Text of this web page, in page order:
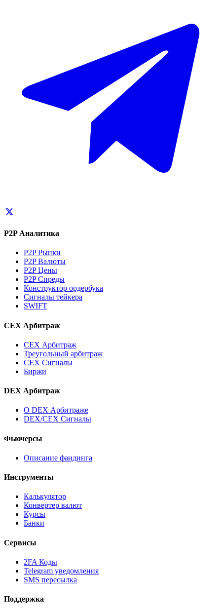
P2P Аналитика
P2P Рынки
P2P Валюты
P2P Цены
P2P Спреды
Конструктор ордербука
Сигналы тейкера
SWIFT
CEX Арбитраж
CEX Арбитраж
Треугольный арбитраж
CEX Сигналы
Биржи
DEX Арбитраж
О DEX Арбитраже
DEX/CEX Сигналы
Фьючерсы
Описание фандинга
Инструменты
Калькулятор
Конвертер валют
Курсы
Банки
Сервисы
2FA Коды
Telegram уведомления
SMS пересылка
Поддержка